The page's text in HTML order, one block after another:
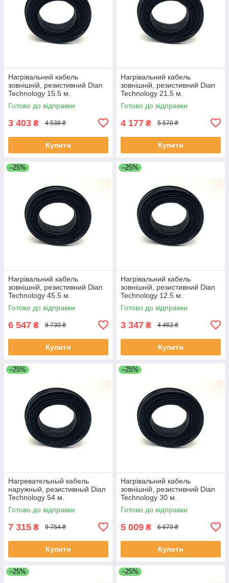
Нагрівальний кабель
зовнішній, резистивний Dian
Technology 15.5 м.
Готово до відправки
3 403 ₴ 4 538 ₴
Купити
Нагрівальний кабель
зовнішній, резистивний Dian
Technology 21.5 м.
Готово до відправки
4 177 ₴ 5 570 ₴
Купити
–25%
Нагрівальний кабель
зовнішній, резистивний Dian
Technology 45.5 м.
Готово до відправки
6 547 ₴ 8 730 ₴
Купити
–25%
Нагрівальний кабель
зовнішній, резистивний Dian
Technology 12.5 м.
Готово до відправки
3 347 ₴ 4 463 ₴
Купити
–25%
Нагревательный кабель
наружный, резистивный Dian
Technology 54 м.
Готово до відправки
7 315 ₴ 9 754 ₴
Купити
–25%
Нагрівальний кабель
зовнішній, резистивний Dian
Technology 30 м.
Готово до відправки
5 009 ₴ 6 679 ₴
Купити
–25% –25%